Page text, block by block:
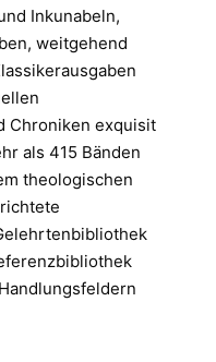
Inkunabeln,
weitgehend
Chroniken exquisit
als 415 Bänden
theologischen